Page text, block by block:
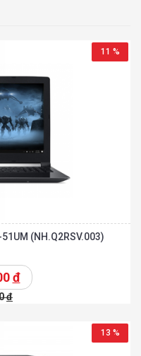
11 %
(NH.Q2RSV.003)
đ
đ
13 %